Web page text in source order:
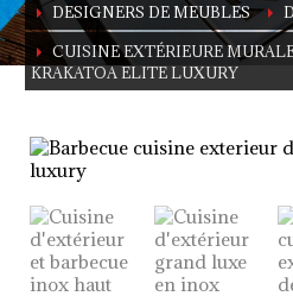
DESIGNERS DE MEUBLES
CUISINE EXTÉRIEURE
KRAKATOA ELITE LUXURY
Cuisine extérieure
KRAKATOA Elite